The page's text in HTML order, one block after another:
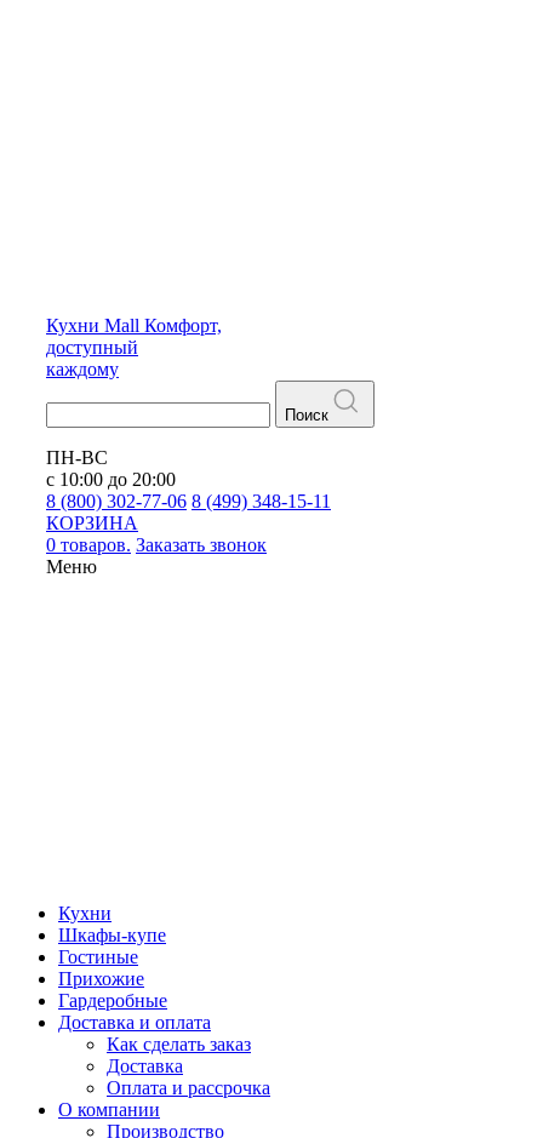
Кухни Mall Комфорт,
доступный
каждому
Поиск
ПН-ВС
с 10:00 до 20:00
8 (800) 302-77-06 8 (499) 348-15-11
КОРЗИНА
0 товаров. Заказать звонок
Меню
Кухни
Шкафы-купе
Гостиные
Прихожие
Гардеробные
Доставка и оплата
Как сделать заказ
Доставка
Оплата и рассрочка
О компании
Производство